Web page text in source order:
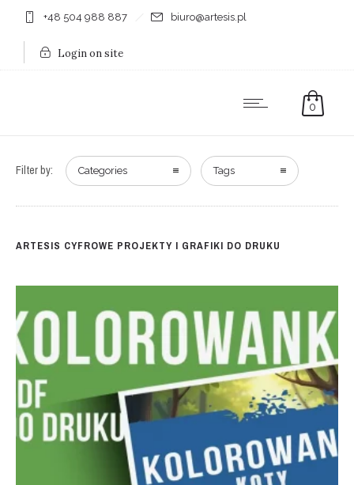
+48 504 988 887 biuro@artesis.pl
Login on site
0
Filter by: Categories Tags
ARTESIS CYFROWE PROJEKTY I GRAFIKI DO DRUKU